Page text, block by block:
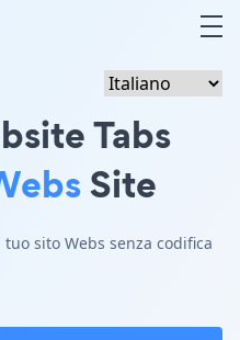
Tabs
Site
sito Webs senza codifica